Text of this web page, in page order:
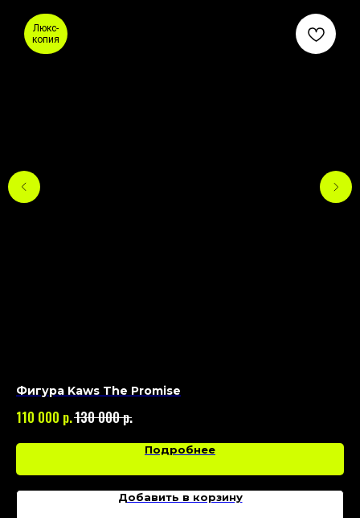
Люкс-
копия
Фигура Kaws The Promise
110 000 р.130 000р.
Подробнее
Добавить в корзину